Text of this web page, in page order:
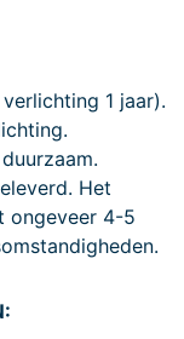
1 jaar).
Het
ongeveer 4-5